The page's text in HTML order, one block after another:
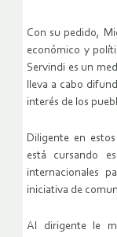
Con su pedido,
económico y
Servindi es un
lleva a cabo
interés de los
Diligente en
está cursando
internacionales
iniciativa de
Al dirigente le